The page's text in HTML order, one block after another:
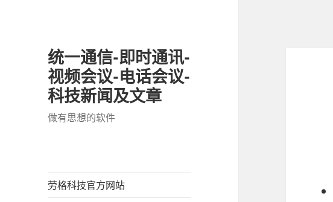
统一通信-即时通讯-
视频会议-电话会议-
科技新闻及文章
做有思想的软件
劳格科技官方网站